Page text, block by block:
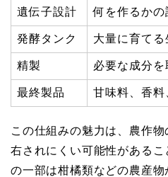
遺伝子設計 何を作るかの
発酵タンク 大量に育てる
精製 必要な成分
最終製品 甘味料、香
この仕組みの魅力は、農作
右されにくい可能性がある
の一部は柑橘類などの農産